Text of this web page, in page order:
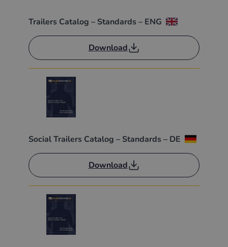
Trailers Catalog – Standards – ENG
Download
Social Trailers Catalog – Standards – DE
Download